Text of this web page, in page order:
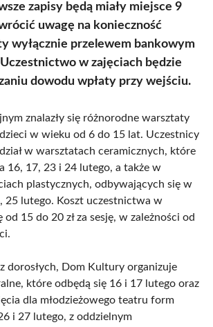
zapisy będą miały miejsce 9
uwagę na konieczność
wyłącznie przelewem bankowym
w zajęciach będzie
dowodu wpłaty przy wejściu.
znalazły się różnorodne warsztaty
w wieku od 6 do 15 lat. Uczestnicy
w warsztatach ceramicznych, które
16, 17, 23 i 24 lutego, a także w
plastycznych, odbywających się w
25 lutego. Koszt uczestnictwa w
od 15 do 20 zł za sesję, w zależności od
dorosłych, Dom Kultury organizuje
które odbędą się 16 i 17 lutego oraz
dla młodzieżowego teatru form
i 27 lutego, z oddzielnym